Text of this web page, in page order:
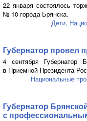
22 января состоялось
№ 10 города Брянска.
Дети,
Губернатор провел
4 сентября Губернатор
в Приемной Президента
Национальные
Губернатор
с